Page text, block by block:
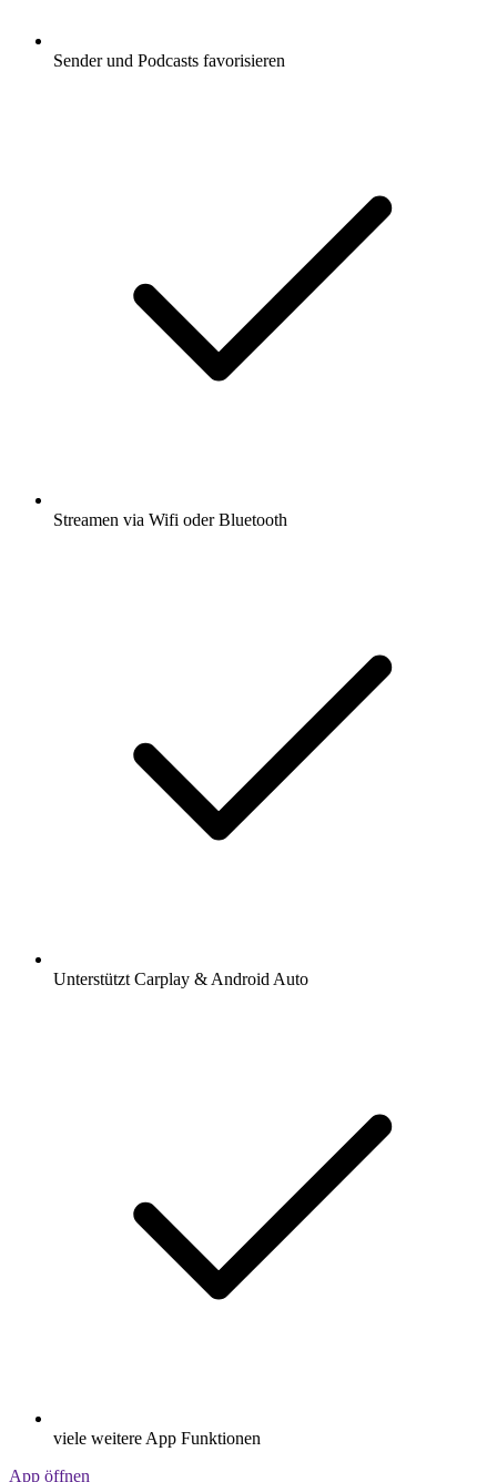
Sender und Podcasts favorisieren
Streamen via Wifi oder Bluetooth
Unterstützt Carplay & Android Auto
viele weitere App Funktionen
App öffnen